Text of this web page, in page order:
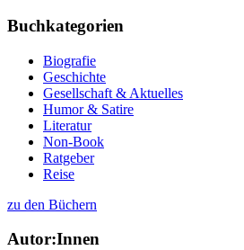
Buchkategorien
Biografie
Geschichte
Gesellschaft & Aktuelles
Humor & Satire
Literatur
Non-Book
Ratgeber
Reise
zu den Büchern
Autor:Innen